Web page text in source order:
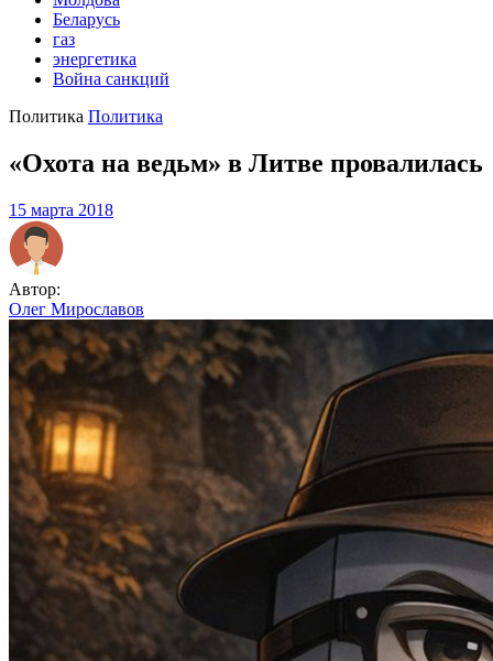
Беларусь
газ
энергетика
Война санкций
Политика Политика
«Охота на ведьм» в Литве провалилась
15 марта 2018
Автор:
Олег Мирославов